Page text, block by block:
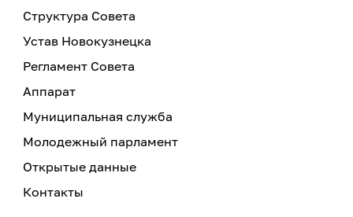
Структура Совета
Устав Новокузнецка
Регламент Совета
Аппарат
Муниципальная служба
Молодежный парламент
Открытые данные
Контакты